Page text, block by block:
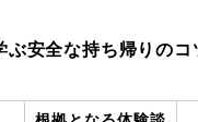
ぶ安全な持ち帰りのコ